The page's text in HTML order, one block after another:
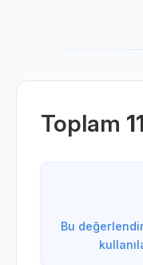
Toplam
Bu